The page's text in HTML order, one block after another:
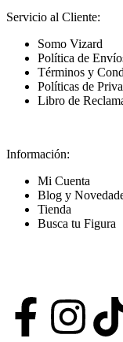
Servicio al Cliente:
Somo Vizard
Política de
Términos y
Políticas de
Libro de
Información:
Mi Cuenta
Blog y
Tienda
Busca tu Figura